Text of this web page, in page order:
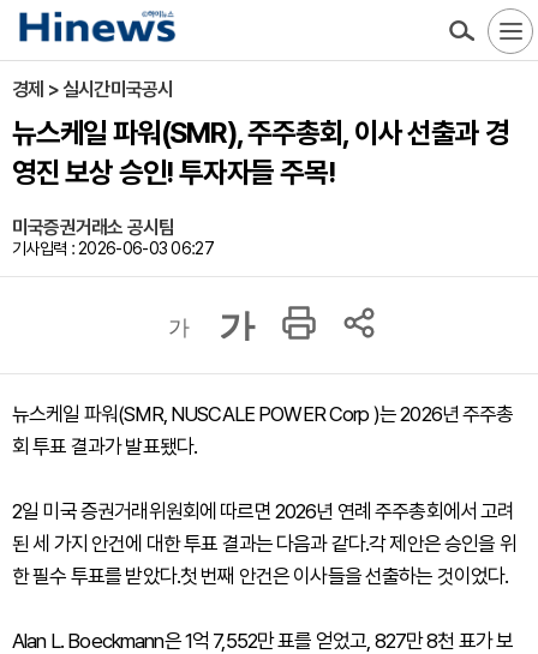
경제 > 실시간미국공시
뉴스케일 파워(SMR), 주주총회, 이사 선출과 경
영진 보상 승인! 투자자들 주목!
미국증권거래소 공시팀
기사입력 : 2026-06-03 06:27
가 가
뉴스케일 파워(SMR, NUSCALE POWER Corp )는 2026년 주주총
회 투표 결과가 발표됐다.
2일 미국 증권거래위원회에 따르면 2026년 연례 주주총회에서 고려
된 세 가지 안건에 대한 투표 결과는 다음과 같다.각 제안은 승인을 위
한 필수 투표를 받았다.첫 번째 안건은 이사들을 선출하는 것이었다.
Alan L. Boeckmann은 1억 7,552만 표를 얻었고, 827만 8천 표가 보